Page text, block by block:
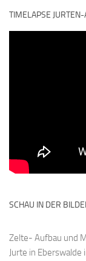
TIMELAPSE
SCHAU IN DER
Zelte- Aufbau und
Jurte in